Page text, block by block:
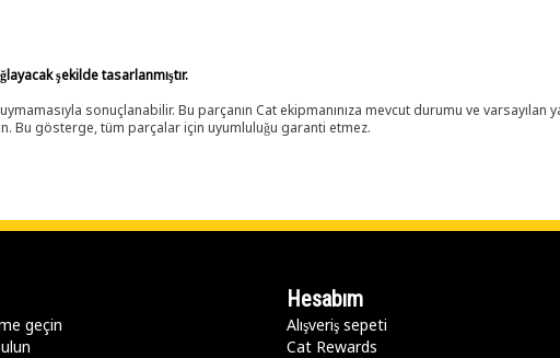
şekilde tasarlanmıştır.
sonuçlanabilir. Bu parçanın Cat ekipmanınıza mevcut durumu ve varsayılan
Bu gösterge, tüm parçalar için uyumluluğu garanti etmez.
geçin
Hesabım
Alışveriş sepeti
Cat Rewards